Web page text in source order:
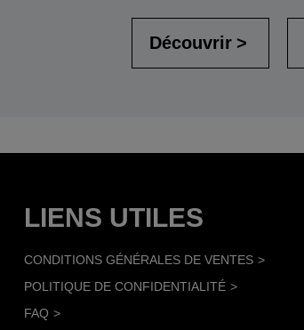
Découvrir
LIENS UTILES
CONDITIONS GÉNÉRALES DE VENTES
POLITIQUE DE CONFIDENTIALITÉ
FAQ